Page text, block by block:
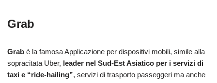
Grab
Grab è la famosa Applicazione per dispositivi mobili, simile alla
sopracitata Uber, leader nel Sud-Est Asiatico per i servizi di
taxi e “ride-hailing”, servizi di trasporto passeggeri ma anche